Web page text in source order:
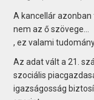
A kancellár
nem az ő szövege...
, ez valami
Az adat vált a 21.
szociális
igazságosság